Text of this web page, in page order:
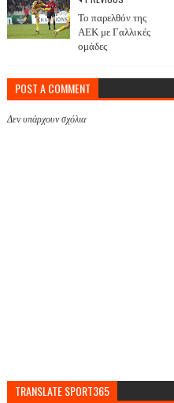
Το παρελθόν της
ΑΕΚ με Γαλλικές
ομάδες
POST A COMMENT
Δεν υπάρχουν σχόλια
TRANSLATE SPORT365